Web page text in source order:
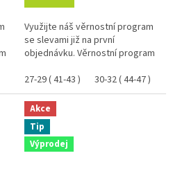
Využijte náš věrnostní program
se slevami již na první
objednávku. Věrnostní program
27-29 ( 41-43 )
30-32 ( 44-47 )
Akce
Tip
Výprodej